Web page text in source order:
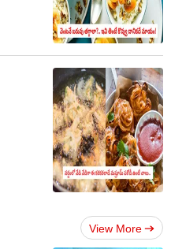
View More